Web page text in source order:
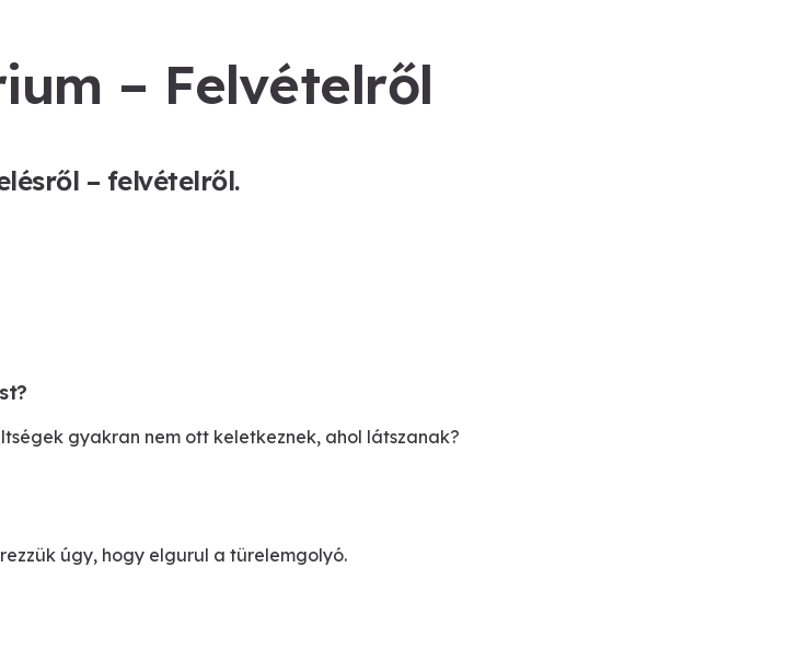
– Felvételről
– felvételről.
gyakran nem ott keletkeznek, ahol látszanak?
úgy, hogy elgurul a türelemgolyó.